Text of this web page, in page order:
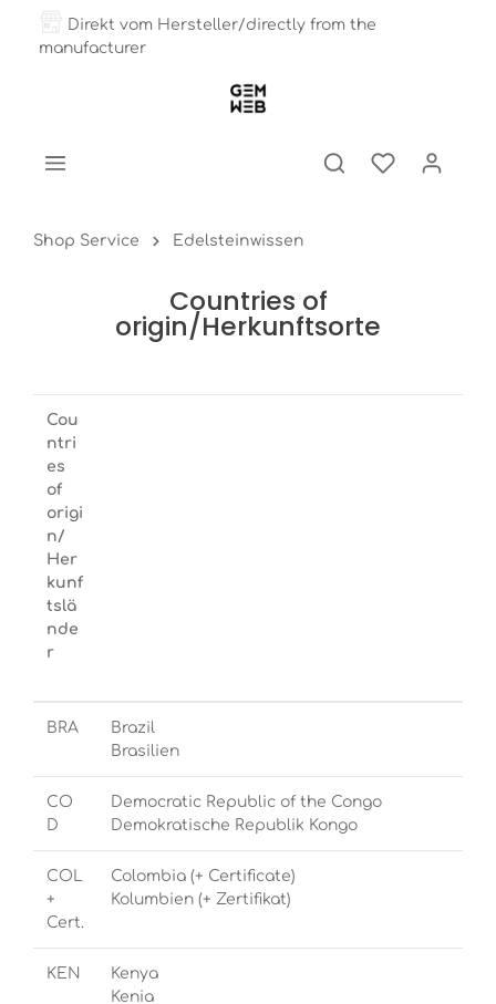
Direkt vom Hersteller/directly from the
manufacturer
Shop Service Edelsteinwissen
Countries of
origin/Herkunftsorte
Cou
ntri
es
of
origi
n/
Her
kunf
tslä
nde
r
BRA
Brazil
Brasilien
CO
D
Democratic Republic of the Congo
Demokratische Republik Kongo
COL
+
Cert.
Colombia (+ Certificate)
Kolumbien (+ Zertifikat)
KEN
Kenya
Kenia